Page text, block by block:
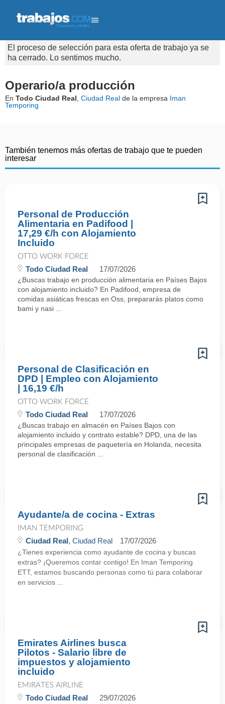
El proceso de selección para esta oferta de trabajo ya se
ha cerrado. Lo sentimos mucho.
Operario/a producción
En Todo Ciudad Real Ciudad Real de la empresa Iman
Temporing
También tenemos más ofertas de trabajo que te pueden
interesar
Personal de Producción
Alimentaria en Padifood |
17,29 €/h con Alojamiento
Incluido
OTTO WORK FORCE
Todo Ciudad Real 17/07/2026
¿Buscas trabajo en producción alimentaria en Países Bajos
con alojamiento incluido? En Padifood, empresa de
comidas asiáticas frescas en Oss, prepararás platos como
bami y nasi ...
Personal de Clasificación en
DPD | Empleo con Alojamiento
| 16,19 €/h
OTTO WORK FORCE
Todo Ciudad Real 17/07/2026
¿Buscas trabajo en almacén en Países Bajos con
alojamiento incluido y contrato estable? DPD, una de las
principales empresas de paquetería en Holanda, necesita
personal de clasificación ...
Ayudante/a de cocina - Extras
IMAN TEMPORING
Ciudad Real, Ciudad Real 17/07/2026
¿Tienes experiencia como ayudante de cocina y buscas
extras? ¡Queremos contar contigo! En Iman Temporing
ETT, estamos buscando personas como tú para colaborar
en servicios ...
Emirates Airlines busca
Pilotos - Salario libre de
impuestos y alojamiento
incluido
EMIRATES AIRLINE
Todo Ciudad Real 29/07/2026